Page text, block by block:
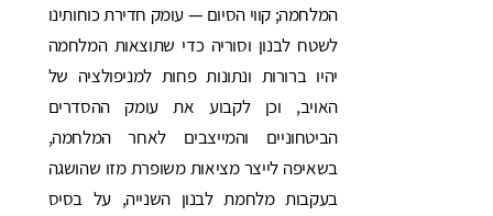
המלחמה; קווי הסיום — עומק חדירת כוחותינו
לשטח לבנון וסוריה כדי שתוצאות המלחמה
יהיו ברורות ונתונות פחות למניפולציה של
האויב, וכן לקבוע את עומק ההסדרים
הביטחוניים והמייצבים לאחר המלחמה,
בשאיפה לייצר מציאות משופרת מזו שהושגה
בעקבות מלחמת לבנון השנייה, על בסיס